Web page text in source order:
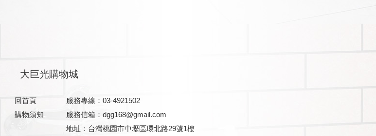
大巨光購物城
回首頁
購物須知
服務專線：03-4921502
服務信箱： dgg168@gmail.com
地址：台灣桃園市中壢區環北路29號1樓